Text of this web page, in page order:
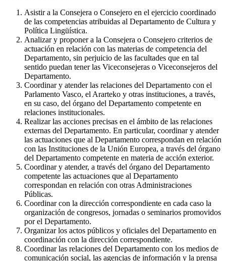
Asistir a la Consejera o Consejero en el ejercicio coordinado
de las competencias atribuidas al Departamento de Cultura y
Política Lingüística.
Analizar y proponer a la Consejera o Consejero criterios de
actuación en relación con las materias de competencia del
Departamento, sin perjuicio de las facultades que en tal
sentido puedan tener las Viceconsejeras o Viceconsejeros del
Departamento.
Coordinar y atender las relaciones del Departamento con el
Parlamento Vasco, el Ararteko y otras instituciones, a través,
en su caso, del órgano del Departamento competente en
relaciones institucionales.
Realizar las acciones precisas en el ámbito de las relaciones
externas del Departamento. En particular, coordinar y atender
las actuaciones que al Departamento correspondan en relación
con las Instituciones de la Unión Europea, a través del órgano
del Departamento competente en materia de acción exterior.
Coordinar y atender, a través del órgano del Departamento
competente las actuaciones que al Departamento
correspondan en relación con otras Administraciones
Públicas.
Coordinar con la dirección correspondiente en cada caso la
organización de congresos, jornadas o seminarios promovidos
por el Departamento.
Organizar los actos públicos y oficiales del Departamento en
coordinación con la dirección correspondiente.
Coordinar las relaciones del Departamento con los medios de
comunicación social, las agencias de información y la prensa